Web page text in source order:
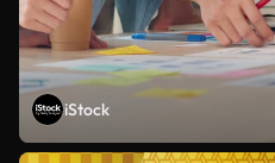
iStock